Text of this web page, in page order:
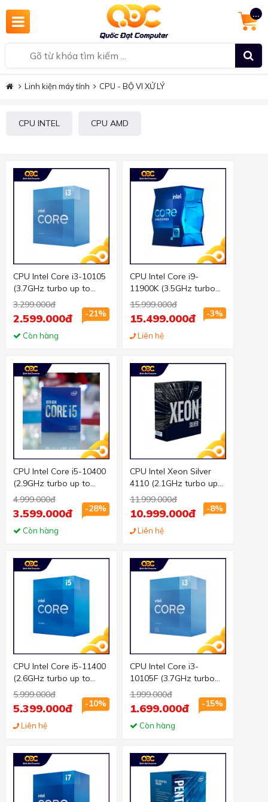
...
Linh kiện máy tính CPU - BỘ VI XỬ LÝ
CPU INTEL CPU AMD
CPU Intel Core i3-10105
(3.7GHz turbo up to
4.4Ghz, 4 nhân 8 luồng,
6MB Cache, 65W) -
Socket Intel LGA 1200
3.299.000đ
-21%
2.599.000đ
Còn hàng
CPU Intel Core i9-
11900K (3.5GHz turbo
up to 5.3Ghz, 8 nhân 16
luồng, 16MB Cache,
125W) - Socket Intel
LGA 1200
15.999.000đ
-3%
15.499.000đ
Liên hệ
CPU Intel Core i5-10400
(2.9GHz turbo up to
4.3GHz, 6 nhân 12
luồng, 12MB Cache,
65W) - Socket Intel LGA
1200
4.999.000đ
-28%
3.599.000đ
Còn hàng
CPU Intel Xeon Silver
4110 (2.1GHz turbo up
to 3.0GHz, 8 nhân, 16
luồng, 11MB Cache,
85W) - Socket Intel LGA
3647
11.999.000đ
-8%
10.999.000đ
Liên hệ
CPU Intel Core i5-11400
(2.6GHz turbo up to
4.4Ghz, 6 nhân 12 luồng,
12MB Cache, 65W) -
Socket Intel LGA 1200
5.999.000đ
-10%
5.399.000đ
Liên hệ
CPU Intel Core i3-
10105F (3.7GHz turbo
up to 4.4Ghz, 4 nhân 8
luồng, 6MB Cache, 65W)
- Socket Intel LGA 1200
1.999.000đ
-15%
1.699.000đ
Còn hàng